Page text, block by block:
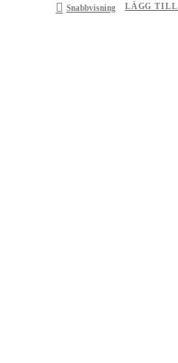
Snabbvisning LÄGG TILL